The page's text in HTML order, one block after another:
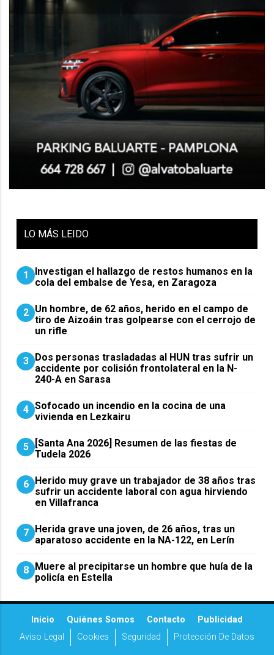
LO MÁS LEIDO
1
Investigan el hallazgo de restos humanos en la
cola del embalse de Yesa, en Zaragoza
2 Un hombre, de 62 años, herido en el campo de
tiro de Aizoáin tras golpearse con el cerrojo de
un rifle
3 ​Dos personas trasladadas al HUN tras sufrir un
accidente por colisión frontolateral en la N-
240-A en Sarasa
4 Sofocado un incendio en la cocina de una
vivienda en Lezkairu
5
[Santa Ana 2026] Resumen de las fiestas de
Tudela 2026
6 Herido muy grave un trabajador de 38 años tras
sufrir un accidente laboral con agua hirviendo
en Villafranca
7 Herida grave una joven, de 26 años, tras un
aparatoso accidente en la NA-122, en Lerín
8 Muere al precipitarse un hombre que huía de la
policía en Estella
Inicio Quiénes Somos Contacto
Publicidad
Aviso Legal
Cookies Seguridad Protección De Datos